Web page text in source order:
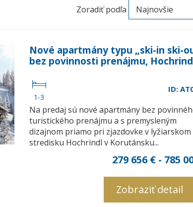
Zoradiť podľa
Nové apartmány typu „ski-in ski-
bez povinnosti prenájmu,
1-3
ID:
Na predaj sú nové apartmány bez
turistického prenájmu a s premysleným
dizajnom priamo pri zjazdovke v lyžiarskom
stredisku Hochrindl v Korutánsku...
279 656 € - 785
Zobraziť detail